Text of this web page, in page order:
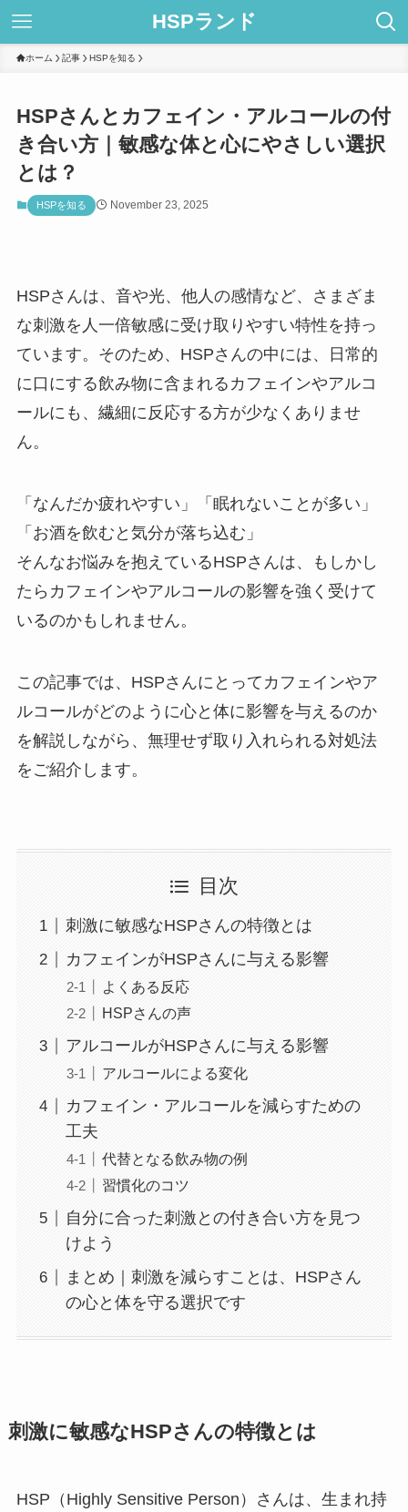
HSPランド
ホーム 記事 HSPを知る
HSPさんとカフェイン・アルコールの付
き合い方｜敏感な体と心にやさしい選択
とは？
HSPを知る November 23, 2025
HSPさんは、音や光、他人の感情など、さまざま
な刺激を人一倍敏感に受け取りやすい特性を持っ
ています。そのため、HSPさんの中には、日常的
に口にする飲み物に含まれるカフェインやアルコ
ールにも、繊細に反応する方が少なくありませ
ん。
「なんだか疲れやすい」「眠れないことが多い」
「お酒を飲むと気分が落ち込む」
そんなお悩みを抱えているHSPさんは、もしかし
たらカフェインやアルコールの影響を強く受けて
いるのかもしれません。
この記事では、HSPさんにとってカフェインやア
ルコールがどのように心と体に影響を与えるのか
を解説しながら、無理せず取り入れられる対処法
をご紹介します。
目次
刺激に敏感なHSPさんの特徴とは
カフェインがHSPさんに与える影響
よくある反応
HSPさんの声
アルコールがHSPさんに与える影響
アルコールによる変化
カフェイン・アルコールを減らすための
工夫
代替となる飲み物の例
習慣化のコツ
自分に合った刺激との付き合い方を見つ
けよう
まとめ｜刺激を減らすことは、HSPさん
の心と体を守る選択です
刺激に敏感なHSPさんの特徴とは
HSP（Highly Sensitive Person）さんは、生まれ持